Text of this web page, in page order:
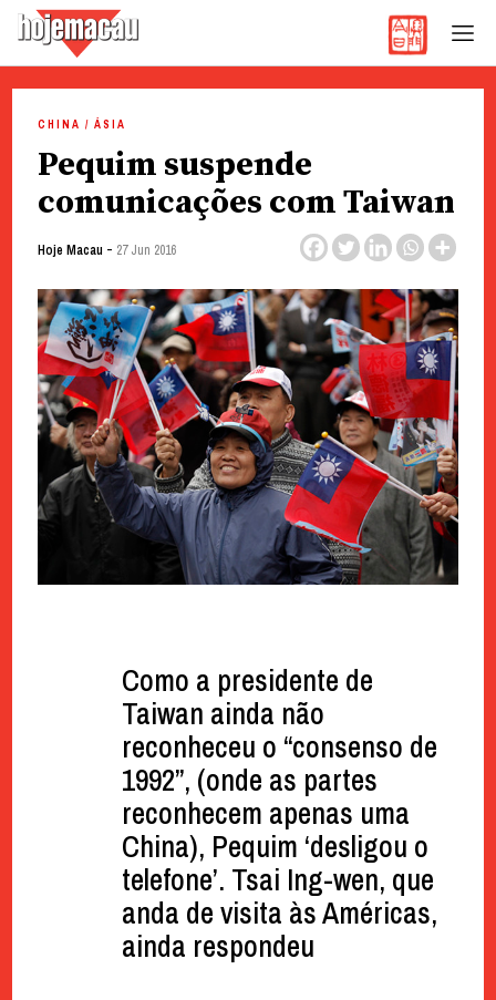
content
CHINA / ÁSIA
Pequim suspende
comunicações com Taiwan
Hoje Macau - 27 Jun 2016
Como a presidente de
Taiwan ainda não
reconheceu o “consenso de
1992”, (onde as partes
reconhecem apenas uma
China), Pequim ‘desligou o
telefone’. Tsai Ing-wen, que
anda de visita às Américas,
ainda respondeu